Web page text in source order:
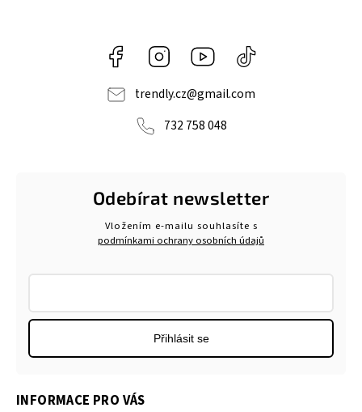
Facebook Instagram https://www.youtube.com/
navlnetrendu5284
trendly.cz@gmail.com
732 758 048
INFORMACE PRO VÁS
Odebírat newsletter
Vložením e-mailu souhlasíte s
podmínkami ochrany osobních údajů
Přihlásit se